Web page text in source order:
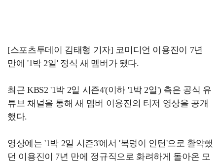
[스포츠투데이 김태형 기자] 코미디언 이용진이 7년
만에 '1박 2일' 정식 새 멤버가 됐다.
최근 KBS2 '1박 2일 시즌4'(이하 '1박 2일') 측은 공식 유
튜브 채널을 통해 새 멤버 이용진의 티저 영상을 공개
했다.
영상에는 '1박 2일 시즌3'에서 '복덩이 인턴'으로 활약했
던 이용진이 7년 만에 정규직으로 화려하게 돌아온 모